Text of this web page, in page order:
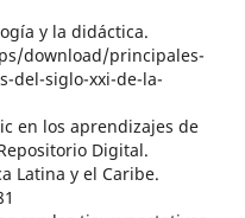
y la didáctica.
download/principales-
del-siglo-xxi-de-la-
en los aprendizajes de
Digital.
Latina y el Caribe.